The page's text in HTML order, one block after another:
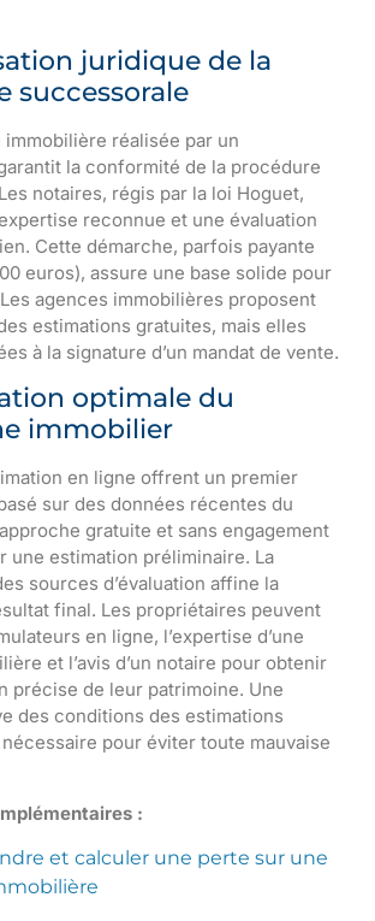
juridique de la
successorale
immobilière réalisée par un
la conformité de la procédure
notaires, régis par la loi Hoguet,
reconnue et une évaluation
Cette démarche, parfois payante
euros), assure une base solide pour
agences immobilières proposent
estimations gratuites, mais elles
à la signature d’un mandat de vente.
optimale du
immobilier
en ligne offrent un premier
sur des données récentes du
gratuite et sans engagement
une estimation préliminaire. La
sources d’évaluation affine la
final. Les propriétaires peuvent
en ligne, l’expertise d’une
et l’avis d’un notaire pour obtenir
précise de leur patrimoine. Une
des conditions des estimations
pour éviter toute mauvaise
:
et calculer une perte sur une